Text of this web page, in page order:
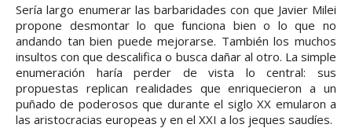
Sería largo enumerar las barbaridades con que Javier Milei
propone desmontar lo que funciona bien o lo que no
andando tan bien puede mejorarse. También los muchos
insultos con que descalifica o busca dañar al otro. La simple
enumeración haría perder de vista lo central: sus
propuestas replican realidades que enriquecieron a un
puñado de poderosos que durante el siglo XX emularon a
las aristocracias europeas y en el XXI a los jeques saudíes.